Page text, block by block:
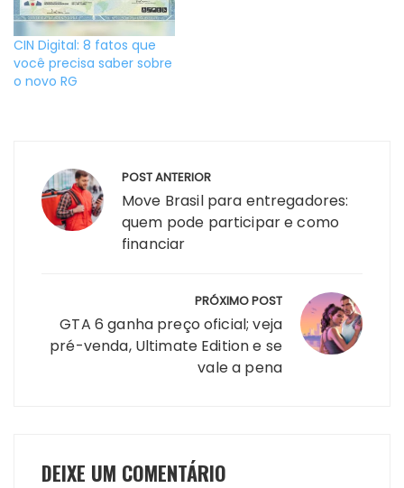
CIN Digital: 8 fatos que
você precisa saber sobre
o novo RG
de
Post
POST ANTERIOR
Move Brasil para entregadores:
quem pode participar e como
financiar
PRÓXIMO POST
GTA 6 ganha preço oficial; veja
pré-venda, Ultimate Edition e se
vale a pena
DEIXE UM COMENTÁRIO